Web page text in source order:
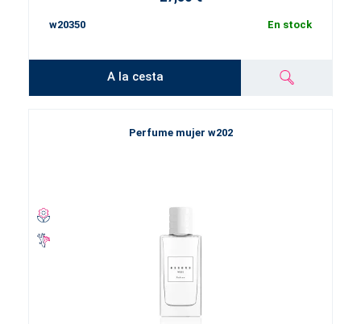
w20350 En stock
A la cesta
Perfume mujer w202